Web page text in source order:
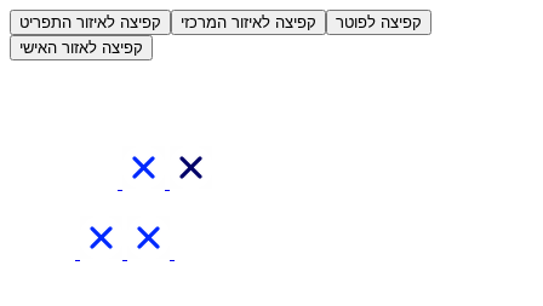
קפיצה לאיזור התפריט קפיצה לאיזור המרכזי
קפיצה לפוטר
קפיצה לאזור האישי